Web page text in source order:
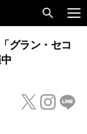
グラン・セコ